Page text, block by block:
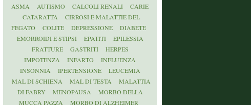
ASMA
AUTISMO CALCOLI RENALI
CARIE
CATARATTA
CIRROSI E MALATTIE DEL
FEGATO
COLITE DEPRESSIONE
DIABETE
EMORROIDI E STIPSI
EPATITI
EPILESSIA
FRATTURE
GASTRITI
HERPES
IMPOTENZA
INFARTO
INFLUENZA
INSONNIA
IPERTENSIONE
LEUCEMIA
MAL DI SCHIENA
MAL DI TESTA
MALATTIA
DI FABRY
MENOPAUSA
MORBO DELLA
MUCCA PAZZA
MORBO DI ALZHEIMER